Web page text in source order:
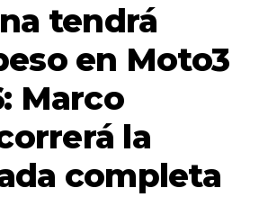
tendrá
en Moto3
Marco
la
completa